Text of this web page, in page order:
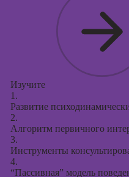
Изучите
1.
Развитие
2.
Алгоритм первичного
3.
Инструменты
4.
“Пассивная” модель